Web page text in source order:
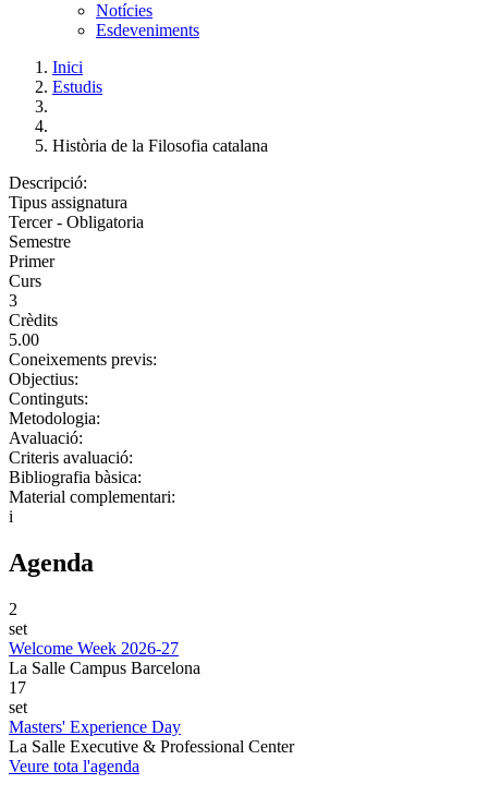
Notícies
Esdeveniments
Inici
Estudis
Història de la Filosofia catalana
Descripció:
Tipus assignatura
Tercer - Obligatoria
Semestre
Primer
Curs
3
Crèdits
5.00
Coneixements previs:
Objectius:
Continguts:
Metodologia:
Avaluació:
Criteris avaluació:
Bibliografia bàsica:
Material complementari:
i
Agenda
2
set
Welcome Week 2026-27
La Salle Campus Barcelona
17
set
Masters' Experience Day
La Salle Executive & Professional Center
Veure tota l'agenda